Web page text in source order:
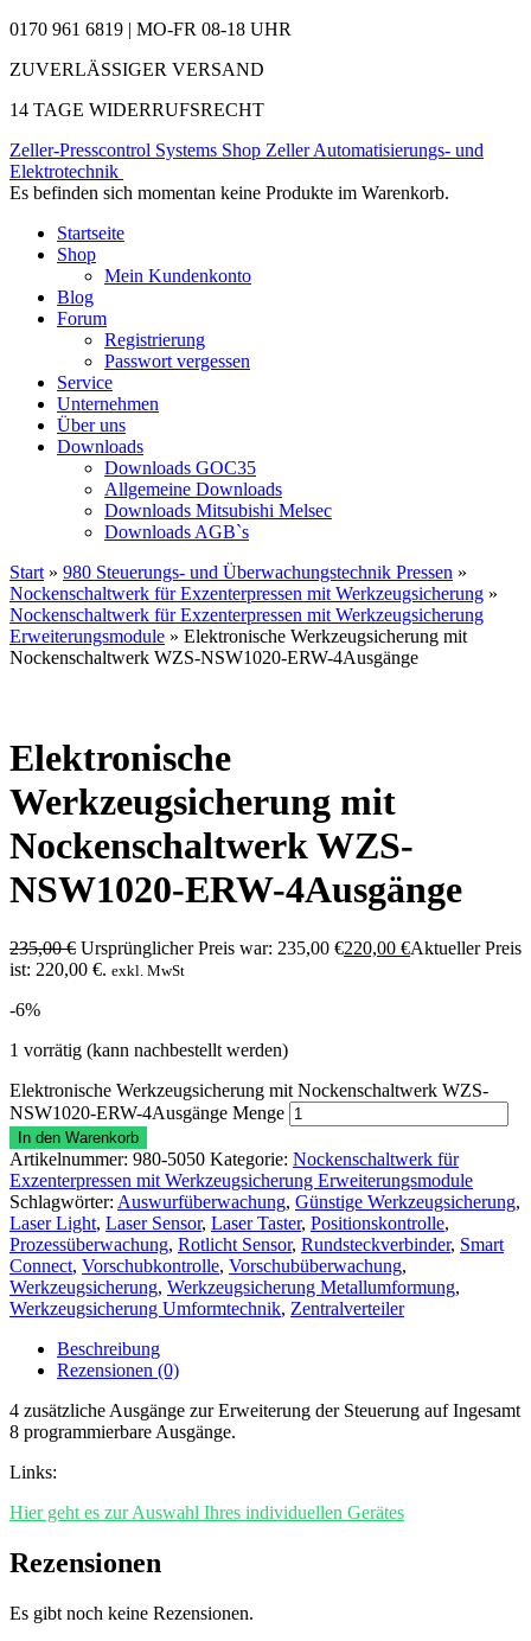
0170 961 6819 | MO-FR 08-18 UHR
ZUVERLÄSSIGER VERSAND
14 TAGE WIDERRUFSRECHT
Zeller-Presscontrol Systems Shop Zeller Automatisierungs- und
Elektrotechnik
Es befinden sich momentan keine Produkte im Warenkorb.
Startseite
Shop
Mein Kundenkonto
Blog
Forum
Registrierung
Passwort vergessen
Service
Unternehmen
Über uns
Downloads
Downloads GOC35
Allgemeine Downloads
Downloads Mitsubishi Melsec
Downloads AGB`s
Start » 980 Steuerungs- und Überwachungstechnik Pressen »
Nockenschaltwerk für Exzenterpressen mit Werkzeugsicherung »
Nockenschaltwerk für Exzenterpressen mit Werkzeugsicherung
Erweiterungsmodule » Elektronische Werkzeugsicherung mit
Nockenschaltwerk WZS-NSW1020-ERW-4Ausgänge
Elektronische
Werkzeugsicherung mit
Nockenschaltwerk WZS-
NSW1020-ERW-4Ausgänge
235,00€ Ursprünglicher Preis war: 235,00 €220,00 €Aktueller Preis
ist: 220,00 €. exkl. MwSt
-6%
1 vorrätig (kann nachbestellt werden)
Elektronische Werkzeugsicherung mit Nockenschaltwerk WZS-
NSW1020-ERW-4Ausgänge Menge
In den Warenkorb
Artikelnummer: 980-5050 Kategorie: Nockenschaltwerk für
Exzenterpressen mit Werkzeugsicherung Erweiterungsmodule
Schlagwörter: Auswurfüberwachung, Günstige Werkzeugsicherung,
Laser Light, Laser Sensor, Laser Taster, Positionskontrolle,
Prozessüberwachung, Rotlicht Sensor, Rundsteckverbinder, Smart
Connect, Vorschubkontrolle, Vorschubüberwachung,
Werkzeugsicherung, Werkzeugsicherung Metallumformung,
Werkzeugsicherung Umformtechnik, Zentralverteiler
Beschreibung
Rezensionen (0)
4 zusätzliche Ausgänge zur Erweiterung der Steuerung auf Ingesamt
8 programmierbare Ausgänge.
Links:
Hier geht es zur Auswahl Ihres individuellen Gerätes
Rezensionen
Es gibt noch keine Rezensionen.